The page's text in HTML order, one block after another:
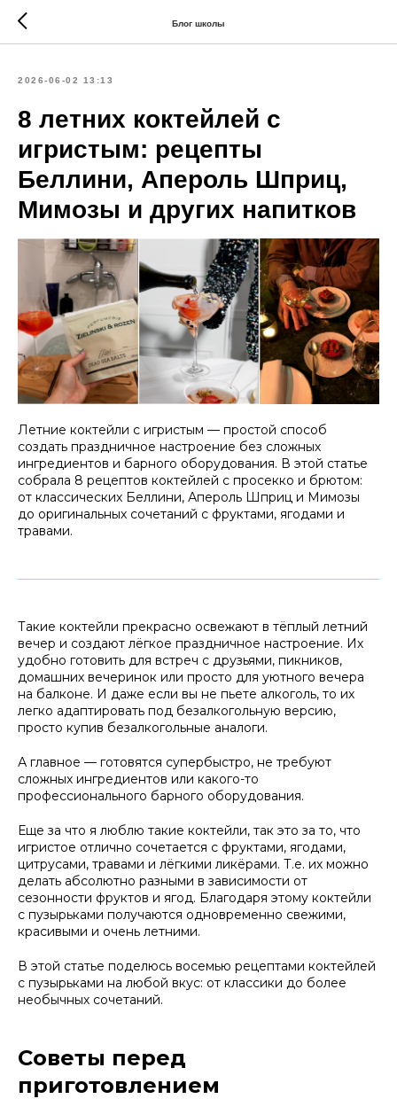
Блог школы
2026-06-02 13:13
8 летних коктейлей с
игристым: рецепты
Беллини, Апероль Шприц,
Мимозы и других напитков
Летние коктейли с игристым — простой способ
создать праздничное настроение без сложных
ингредиентов и барного оборудования. В этой статье
собрала 8 рецептов коктейлей с просекко и брютом:
от классических Беллини, Апероль Шприц и Мимозы
до оригинальных сочетаний с фруктами, ягодами и
травами.
Такие коктейли прекрасно освежают в тёплый летний
вечер и создают лёгкое праздничное настроение. Их
удобно готовить для встреч с друзьями, пикников,
домашних вечеринок или просто для уютного вечера
на балконе. И даже если вы не пьете алкоголь, то их
легко адаптировать под безалкогольную версию,
просто купив безалкогольные аналоги.
А главное — готовятся супербыстро, не требуют
сложных ингредиентов или какого-то
профессионального барного оборудования.
Еще за что я люблю такие коктейли, так это за то, что
игристое отлично сочетается с фруктами, ягодами,
цитрусами, травами и лёгкими ликёрами. Т.е. их можно
делать абсолютно разными в зависимости от
сезонности фруктов и ягод. Благодаря этому коктейли
с пузырьками получаются одновременно свежими,
красивыми и очень летними.
В этой статье поделюсь восемью рецептами коктейлей
с пузырьками на любой вкус: от классики до более
необычных сочетаний.
Советы перед
приготовлением